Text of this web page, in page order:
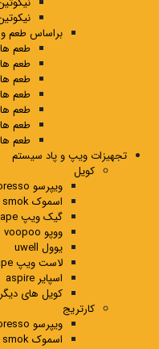
نیکوتین
براساس طعم
طعم
طعم
طعم
طعم
طعم
طعم
طعم
تجهیزات ویپ و پاد سیستم
کویل
ویپرسو vaporesso
اسموک smok
گیک ویپ geekvape
ووپو voopoo
یوول uwell
لاست ویپ lostvape
اسپایر aspire
کویل های دیگر
کارتریج
ویپرسو vaporesso
اسموک smok